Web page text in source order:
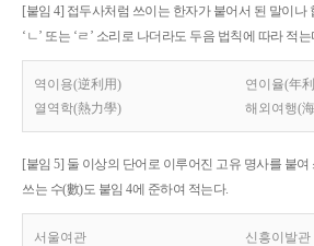
[붙임 4] 접두사처럼 쓰이는 한자가 붙어서 된 말이나
‘ㄴ’ 또는 ‘ㄹ’ 소리로 나더라도 두음 법칙에 따라 적는
역이용(逆利用)
연이율(年
열역학(熱力學)
해외여행(
[붙임 5] 둘 이상의 단어로 이루어진 고유 명사를 붙
쓰는 수(數)도 붙임 4에 준하여 적는다.
서울여관 신흥이발관